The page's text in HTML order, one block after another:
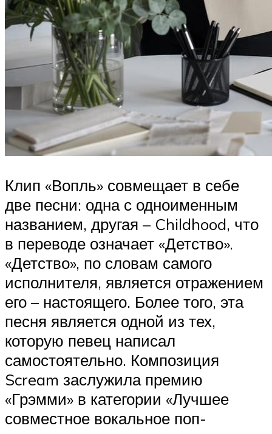
Клип «Вопль» совмещает в себе
две песни: одна с одноименным
названием, другая – Childhood, что
в переводе означает «Детство».
«Детство», по словам самого
исполнителя, является отражением
его – настоящего. Более того, эта
песня является одной из тех,
которую певец написал
самостоятельно. Композиция
Scream заслужила премию
«Грэмми» в категории «Лучшее
совместное вокальное поп-